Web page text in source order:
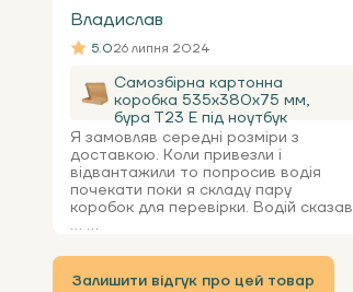
Владислав
5.026 липня 2024
Самозбірна картонна
коробка 535x380x75 мм,
бура Т23 Е під ноутбук
Я замовляв середні розміри з
доставкою. Коли привезли і
відвантажили то попросив водія
почекати поки я складу пару
коробок для перевірки. Водій сказав
... ...
Залишити відгук про цей товар